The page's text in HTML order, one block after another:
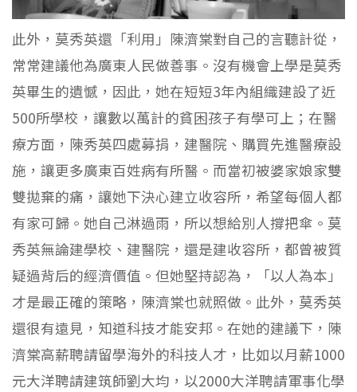
此外，莫秀英還「利用」陳濟棠對自己的言聽計從，
常常建議他為廣東人民做善事。沒有機會上學是莫秀
英畢生的遺憾，因此，她在短短3年內組織建設了近
500所學校，讓數以萬計的貧困孩子有學可上；在醫
療方面，陳秀英四處募捐，建醫院、購買先進醫療設
施，讓更多廣東百姓病有所醫。而當初被婆家娘家雙
雙拋棄的痛，讓她下決心建立收容所，希望每個人都
有家可歸。她自己淋過雨，所以想給別人撐把傘。莫
秀英無論建學校、建醫院，還是建收容所，都曾被質
疑過背后的經濟價值。但她堅持認為，「以人為本」
才是最正確的策略，陳濟棠也就照做。此外，莫秀英
還很有遠見，知道科技才能安邦。在她的建議下，陳
濟棠高薪聘請留學海外的科技人才，比如以月薪1000
元大洋聘請建筑師劉大均，以2000大洋聘請軍事化學